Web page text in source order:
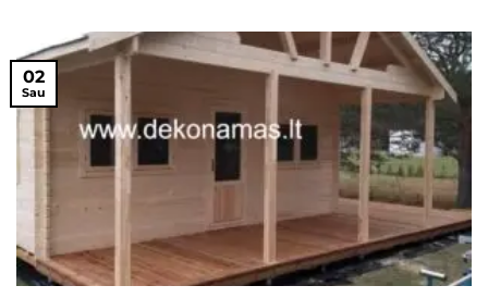
02
Sau